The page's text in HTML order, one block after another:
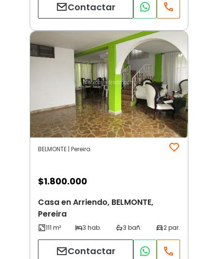
Contactar
BELMONTE | Pereira
$1.800.000
Casa en Arriendo, BELMONTE,
Pereira
Contactar